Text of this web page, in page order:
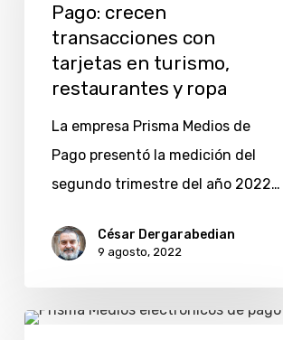
Pago:
crecen
transacciones
restaurantes
Pago: crecen
transacciones con
tarjetas en turismo,
restaurantes y ropa
La empresa Prisma Medios de
Pago presentó la medición del
segundo trimestre del año 2022…
César Dergarabedian
9 agosto, 2022
Transacciones